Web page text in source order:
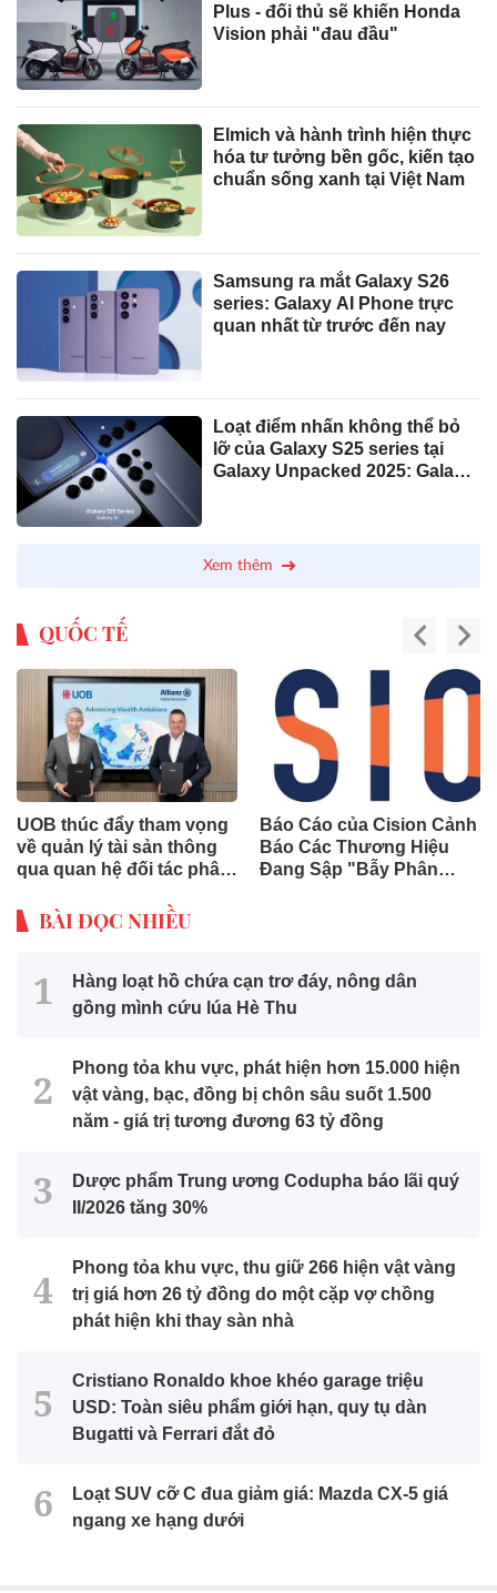
Plus - đối thủ sẽ khiến Honda
Vision phải "đau đầu"
Elmich và hành trình hiện thực
hóa tư tưởng bền gốc, kiến tạo
chuẩn sống xanh tại Việt Nam
Samsung ra mắt Galaxy S26
series: Galaxy AI Phone trực
quan nhất từ trước đến nay
Loạt điểm nhấn không thể bỏ
lỡ của Galaxy S25 series tại
Galaxy Unpacked 2025: Galaxy
Xem thêm
QUỐC TẾ
UOB thúc đẩy tham vọng
về quản lý tài sản thông
qua quan hệ đối tác phân
Allianz Global Investors
Báo Cáo của Cision Cảnh
Báo Các Thương Hiệu
Đang Sập "Bẫy Phân
BÀI ĐỌC NHIỀU
Hàng loạt hồ chứa cạn trơ đáy, nông dân
gồng mình cứu lúa Hè Thu
Phong tỏa khu vực, phát hiện hơn 15.000 hiện
vật vàng, bạc, đồng bị chôn sâu suốt 1.500
năm - giá trị tương đương 63 tỷ đồng
Dược phẩm Trung ương Codupha báo lãi quý
II/2026 tăng 30%
Phong tỏa khu vực, thu giữ 266 hiện vật vàng
trị giá hơn 26 tỷ đồng do một cặp vợ chồng
phát hiện khi thay sàn nhà
Cristiano Ronaldo khoe khéo garage triệu
USD: Toàn siêu phẩm giới hạn, quy tụ dàn
Bugatti và Ferrari đắt đỏ
Loạt SUV cỡ C đua giảm giá: Mazda CX-5 giá
ngang xe hạng dưới